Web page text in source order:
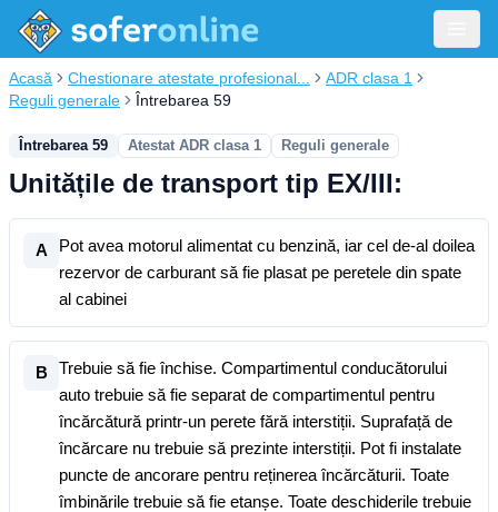
Acasă Chestionare atestate profesional...
ADR clasa 1
Reguli generale
Întrebarea 59
Întrebarea 59 Atestat ADR clasa 1 Reguli generale
Unitățile de transport tip EX/III:
A
Pot avea motorul alimentat cu benzină, iar cel de-al doilea
rezervor de carburant să fie plasat pe peretele din spate
al cabinei
B
Trebuie să fie închise. Compartimentul conducătorului
auto trebuie să fie separat de compartimentul pentru
încărcătură printr-un perete fără interstiții. Suprafață de
încărcare nu trebuie să prezinte interstiții. Pot fi instalate
puncte de ancorare pentru reținerea încărcăturii. Toate
îmbinările trebuie să fie etanșe. Toate deschiderile trebuie